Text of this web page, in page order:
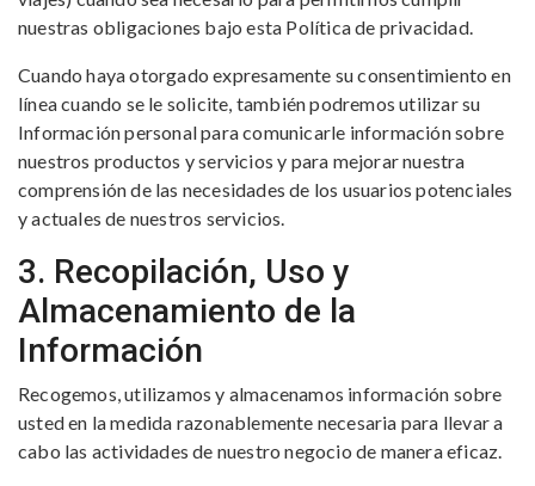
nuestras obligaciones bajo esta Política de privacidad.
Cuando haya otorgado expresamente su consentimiento en
línea cuando se le solicite, también podremos utilizar su
Información personal para comunicarle información sobre
nuestros productos y servicios y para mejorar nuestra
comprensión de las necesidades de los usuarios potenciales
y actuales de nuestros servicios.
3. Recopilación, Uso y
Almacenamiento de la
Información
Recogemos, utilizamos y almacenamos información sobre
usted en la medida razonablemente necesaria para llevar a
cabo las actividades de nuestro negocio de manera eficaz.